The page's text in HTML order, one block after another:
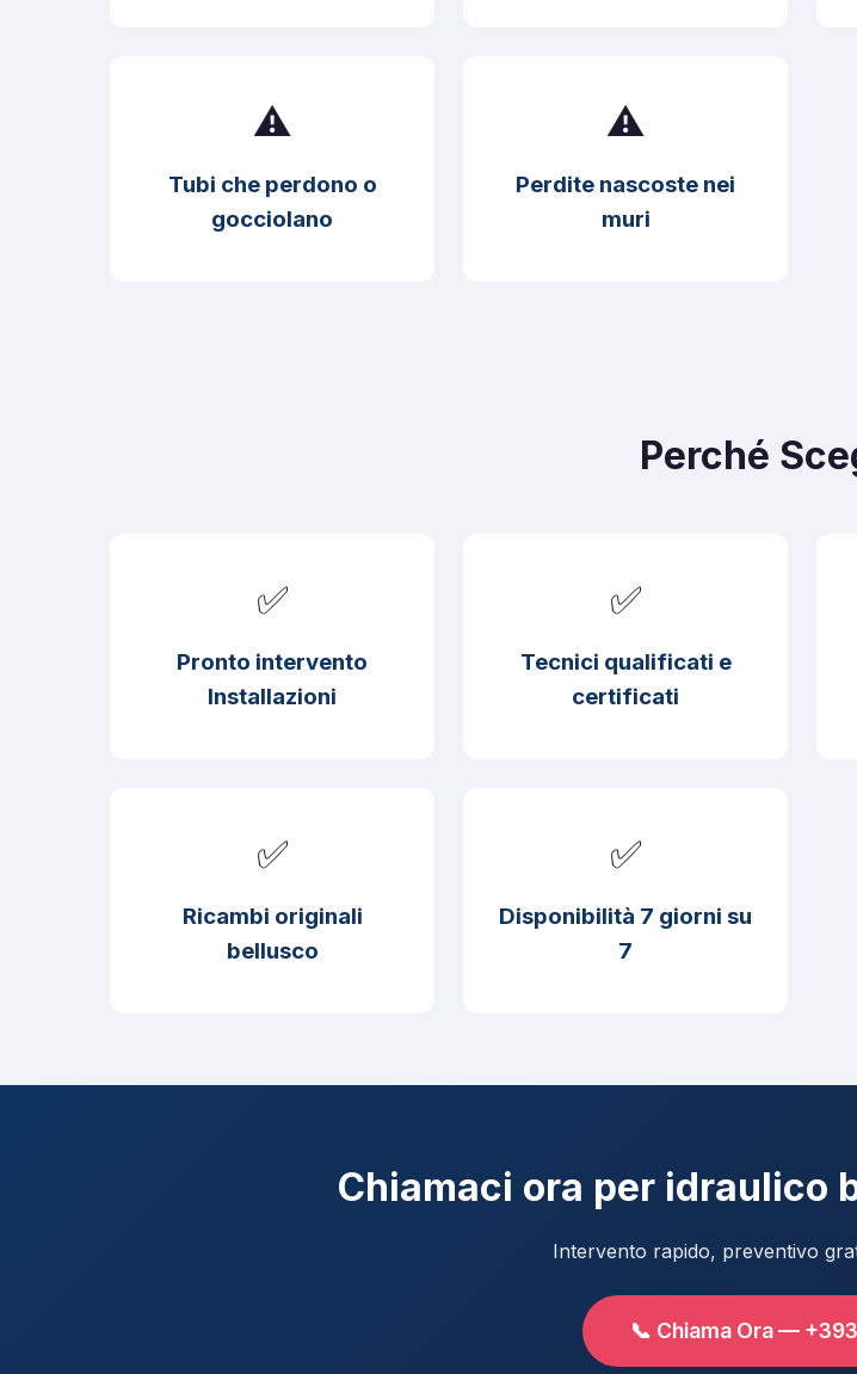
⚠️
Tubi che perdono o
gocciolano
⚠️
Perdite nascoste nei
muri
Perché
✅
Pronto intervento
Installazioni
✅
Tecnici qualificati e
certificati
✅
Ricambi originali
bellusco
✅
Disponibilità 7 giorni su
7
Chiamaci ora per idraulico
Intervento rapido, preventivo
📞 Chiama Ora —